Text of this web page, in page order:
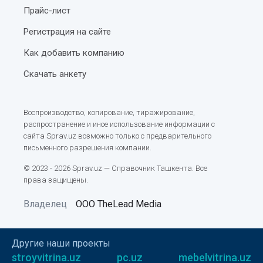
Система штрихкодирования Узбекистана
Таблица размеров одежды
Как отслеживать, где находится ребенок. Варианты
Подготовка помещения к профессиональном
клинингу
Парк Ашхабад в Ташкенте
Как трансмиттеры помогают в управлении
производственными процессами
Цветовые коды на зубных пастах — миф или
Прайс-лист
Регистрация на сайте
Как добавить компанию
Скачать анкету
Воспроизводство, копирование, тиражирование,
распространение и иное использование информации с
сайта Sprav.uz возможно только с предварительного
письменного разрешения компании.
© 2023 - 2026 Sprav.uz — Справочник Ташкента. Все
права защищены.
Владелец ООО TheLead Media
Другие наши проекты
stroyvitrina.uz pc.uz mebelvitrina.uz